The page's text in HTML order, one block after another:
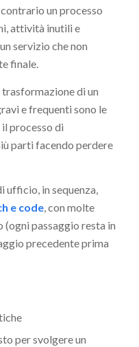
un processo
attività inutili e
servizio che non
finale.
di un
e frequenti sono le
processo di
parti facendo perdere
ufficio, in sequenza,
e code, con molte
(ogni passaggio resta in
precedente prima
per svolgere un